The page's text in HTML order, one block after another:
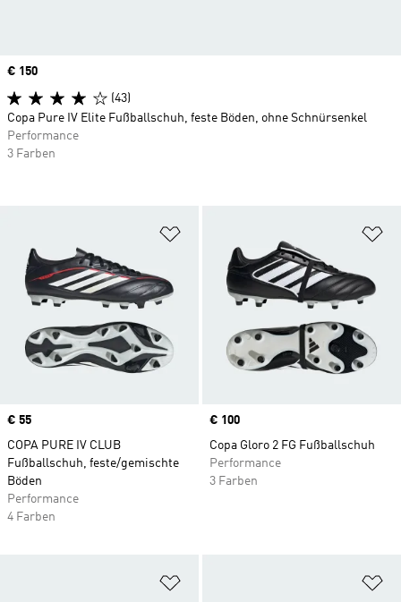
Price
€ 55
COPA PURE IV CLUB
Fußballschuh, feste/gemischte
Böden
Performance
4 Farben
Price
€ 100
Copa Gloro 2 FG Fußballschuh
Performance
3 Farben
Price
€ 150
(43)
Copa Pure IV Elite Fußballschuh, feste Böden, ohne Schnürsenkel
Performance
3 Farben